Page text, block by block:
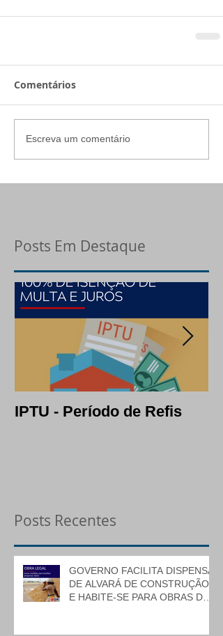
Posts Recentes
Posts Em Destaque
Comentários
Escreva um comentário
IPTU - Período de Refis
GOVERNO FACILITA DISPENSA
DE ALVARÁ DE CONSTRUÇÃO
E HABITE-SE PARA OBRAS DE